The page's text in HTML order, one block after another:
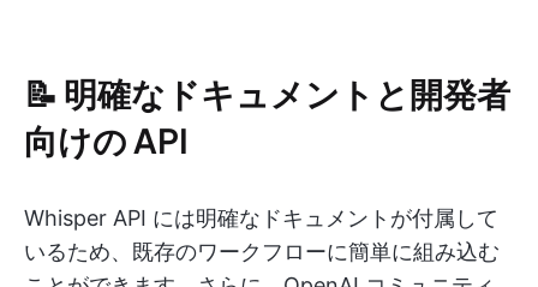
📝 明確なドキュメントと開発者
向けの API
Whisper API には明確なドキュメントが付属して
いるため、既存のワークフローに簡単に組み込む